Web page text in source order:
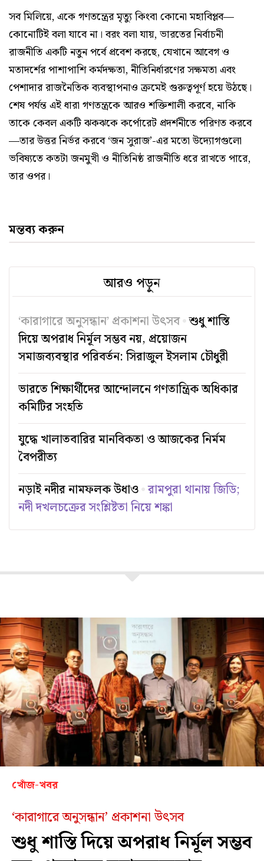
সব মিলিয়ে, একে গণতন্ত্রের মৃত্যু কিংবা কোনো মহাবিপ্লব—
কোনোটিই বলা যাবে না। বরং বলা যায়, ভারতের নির্বাচনী
রাজনীতি একটি নতুন পর্বে প্রবেশ করছে, যেখানে আবেগ ও
মতাদর্শের পাশাপাশি কর্মদক্ষতা, নীতিনির্ধারণের সক্ষমতা এবং
পেশাদার রাজনৈতিক ব্যবস্থাপনাও ক্রমেই গুরুত্বপূর্ণ হয়ে উঠছে।
শেষ পর্যন্ত এই ধারা গণতন্ত্রকে আরও শক্তিশালী করবে, নাকি
তাকে কেবল একটি ঝকঝকে কর্পোরেট প্রদর্শনীতে পরিণত করবে
—তার উত্তর নির্ভর করবে ‘জন সুরাজ’-এর মতো উদ্যোগগুলো
ভবিষ্যতে কতটা জনমুখী ও নীতিনিষ্ঠ রাজনীতি ধরে রাখতে পারে,
তার ওপর।
মন্তব্য করুন
আরও পড়ুন
‘কারাগারে অনুসন্ধান’ প্রকাশনা উৎসব শুধু শাস্তি
দিয়ে অপরাধ নির্মূল সম্ভব নয়, প্রয়োজন
সমাজব্যবস্থার পরিবর্তন: সিরাজুল ইসলাম চৌধুরী
ভারতে শিক্ষার্থীদের আন্দোলনে গণতান্ত্রিক অধিকার
কমিটির সংহতি
যুদ্ধে খালাতবারির মানবিকতা ও আজকের নির্মম
বৈপরীত্য
নড়াই নদীর নামফলক উধাও রামপুরা থানায় জিডি;
নদী দখলচক্রের সংশ্লিষ্টতা নিয়ে শঙ্কা
খোঁজ-খবর
‘কারাগারে অনুসন্ধান’ প্রকাশনা উৎসব
শুধু শাস্তি দিয়ে অপরাধ নির্মূল সম্ভব